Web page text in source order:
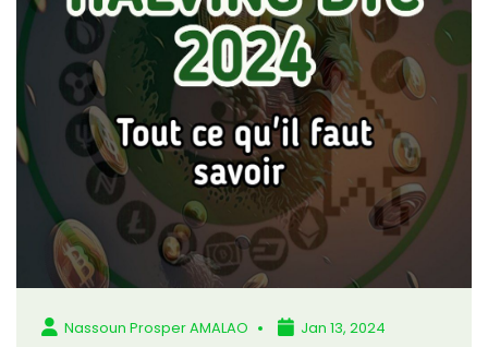
Nassoun Prosper AMALAO Jan 13, 2024